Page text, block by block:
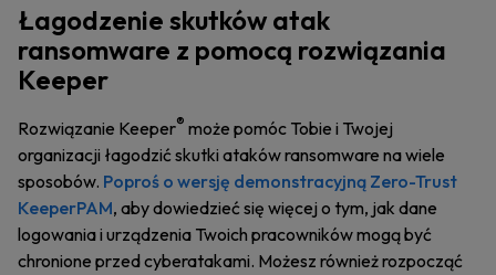
Łagodzenie skutków atak
ransomware z pomocą rozwiązania
Keeper
Rozwiązanie Keeper® może pomóc Tobie i Twojej
organizacji łagodzić skutki ataków ransomware na wiele
sposobów. Poproś o wersję demonstracyjną Zero-Trust
KeeperPAM, aby dowiedzieć się więcej o tym, jak dane
logowania i urządzenia Twoich pracowników mogą być
chronione przed cyberatakami. Możesz również rozpocząć